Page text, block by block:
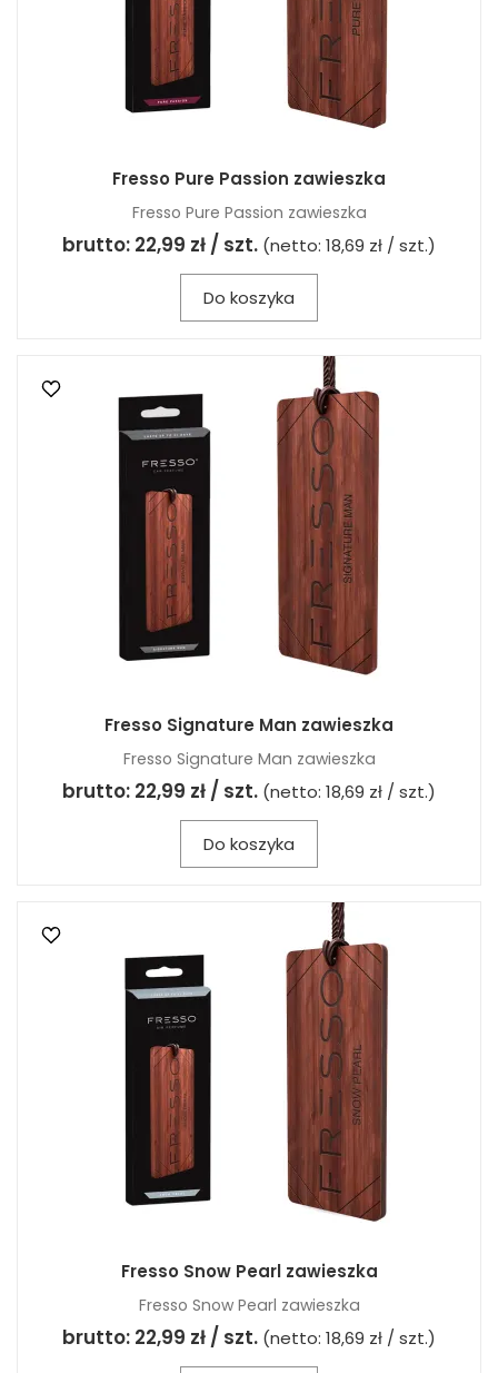
Fresso Pure Passion zawieszka
Fresso Pure Passion zawieszka
brutto: 22,99 zł / szt. (netto: 18,69 zł / szt.)
Do koszyka
Fresso Signature Man zawieszka
Fresso Signature Man zawieszka
brutto: 22,99 zł / szt. (netto: 18,69 zł / szt.)
Do koszyka
Fresso Snow Pearl zawieszka
Fresso Snow Pearl zawieszka
brutto: 22,99 zł / szt. (netto: 18,69 zł / szt.)